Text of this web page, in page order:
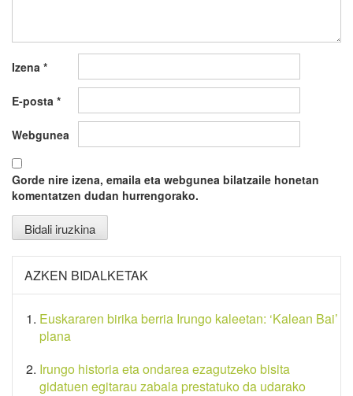
Izena *
E-posta *
Webgunea
Gorde nire izena, emaila eta webgunea bilatzaile honetan
komentatzen dudan hurrengorako.
AZKEN BIDALKETAK
Euskararen birika berria Irungo kaleetan: ‘Kalean Bai’
plana
Irungo historia eta ondarea ezagutzeko bisita
gidatuen egitarau zabala prestatuko da udarako